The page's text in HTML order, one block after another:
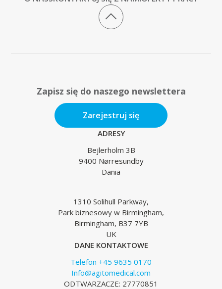
Zapisz się do naszego newslettera
Zarejestruj się
ADRESY
Bejlerholm 3B
9400 Nørresundby
Dania
1310 Solihull Parkway,
Park biznesowy w Birmingham,
Birmingham, B37 7YB
UK
DANE KONTAKTOWE
Telefon +45 9635 0170
Info@agitomedical.com
ODTWARZACZE: 27770851